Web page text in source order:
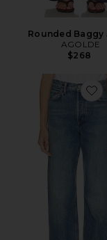
Rounded Baggy
AGOLDE
$268